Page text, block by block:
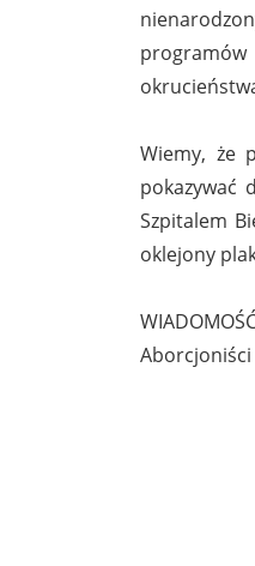
Wiemy, że
pokazywać
Szpitalem
oklejony
Aborcjoniści